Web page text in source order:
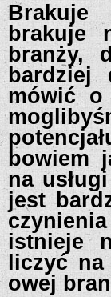
Brakuje
brakuje
branży,
bardziej
mówić o
bowiem
na
jest
istnieje
liczyć
owej